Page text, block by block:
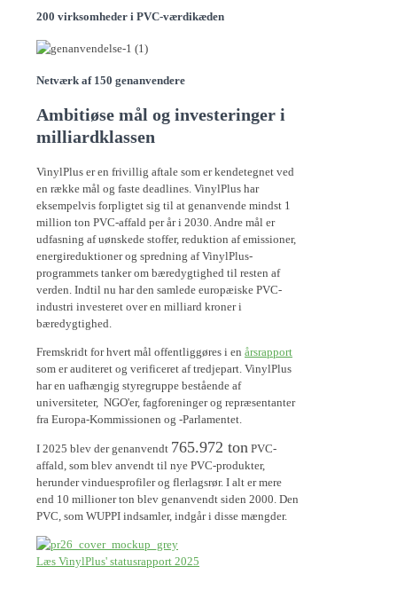
200 virksomheder i PVC-værdikæden
Netværk af 150 genanvendere
Ambitiøse mål og investeringer i
milliardklassen
VinylPlus er en frivillig aftale som er kendetegnet ved
en række mål og faste deadlines. VinylPlus har
eksempelvis forpligtet sig til at genanvende mindst 1
million ton PVC-affald per år i 2030. Andre mål er
udfasning af uønskede stoffer, reduktion af emissioner,
energireduktioner og spredning af VinylPlus-
programmets tanker om bæredygtighed til resten af
verden. Indtil nu har den samlede europæiske PVC-
industri investeret over en milliard kroner i
bæredygtighed.
Fremskridt for hvert mål offentliggøres i en årsrapport
som er auditeret og verificeret af tredjepart. VinylPlus
har en uafhængig styregruppe bestående af
universiteter, NGO'er, fagforeninger og repræsentanter
fra Europa-Kommissionen og -Parlamentet.
I 2025 blev der genanvendt 765.972 ton PVC-
affald, som blev anvendt til nye PVC-produkter,
herunder vinduesprofiler og flerlagsrør. I alt er mere
end 10 millioner ton blev genanvendt siden 2000. Den
PVC, som WUPPI indsamler, indgår i disse mængder.
Læs VinylPlus' statusrapport 2025